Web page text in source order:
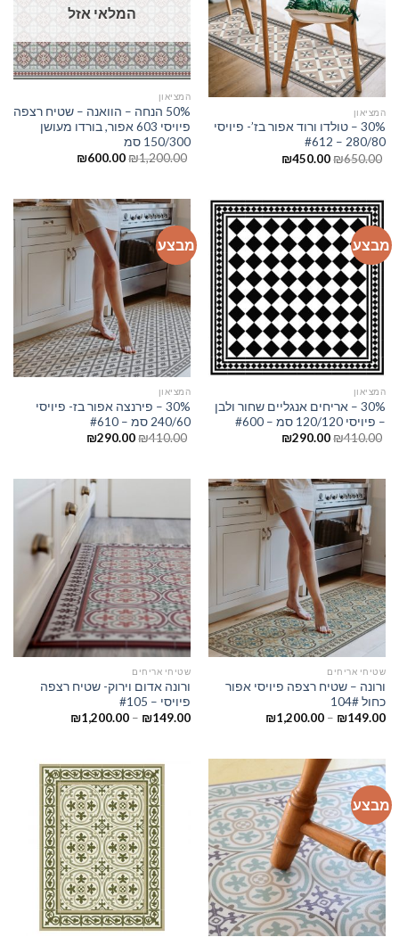
המציאון
30% – טולדו ורוד אפור בז’- פיויסי
280/80 – #612
₪650.00
₪450.00
המלאי אזל
המציאון
50% הנחה – הוואנה – שטיח רצפה
פיויסי 603 אפור, בורדו מעושן
150/300 סמ
₪1,200.00
₪600.00
מבצע
המציאון
30% – אריחים אנגליים שחור ולבן
– פיויסי 120/120 סמ – #600
₪410.00
₪290.00
מבצע
המציאון
30% – פירנצה אפור בז- פיויסי
240/60 סמ – #610
₪410.00
₪290.00
שטיחי אריחים
ורונה – שטיח רצפה פיויסי אפור
כחול 104#
₪149.00
–
₪1,200.00
שטיחי אריחים
ורונה אדום וירוק- שטיח רצפה
פיויסי – #105
₪149.00
–
₪1,200.00
מבצע